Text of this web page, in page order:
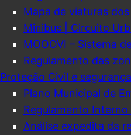
Mapa de viaturas
Minibus | Circuito
MOOOVI – Sistema
Regulamento das
Proteção Civil e segurança
Plano Municipal de
Regulamento
Análise expedita da